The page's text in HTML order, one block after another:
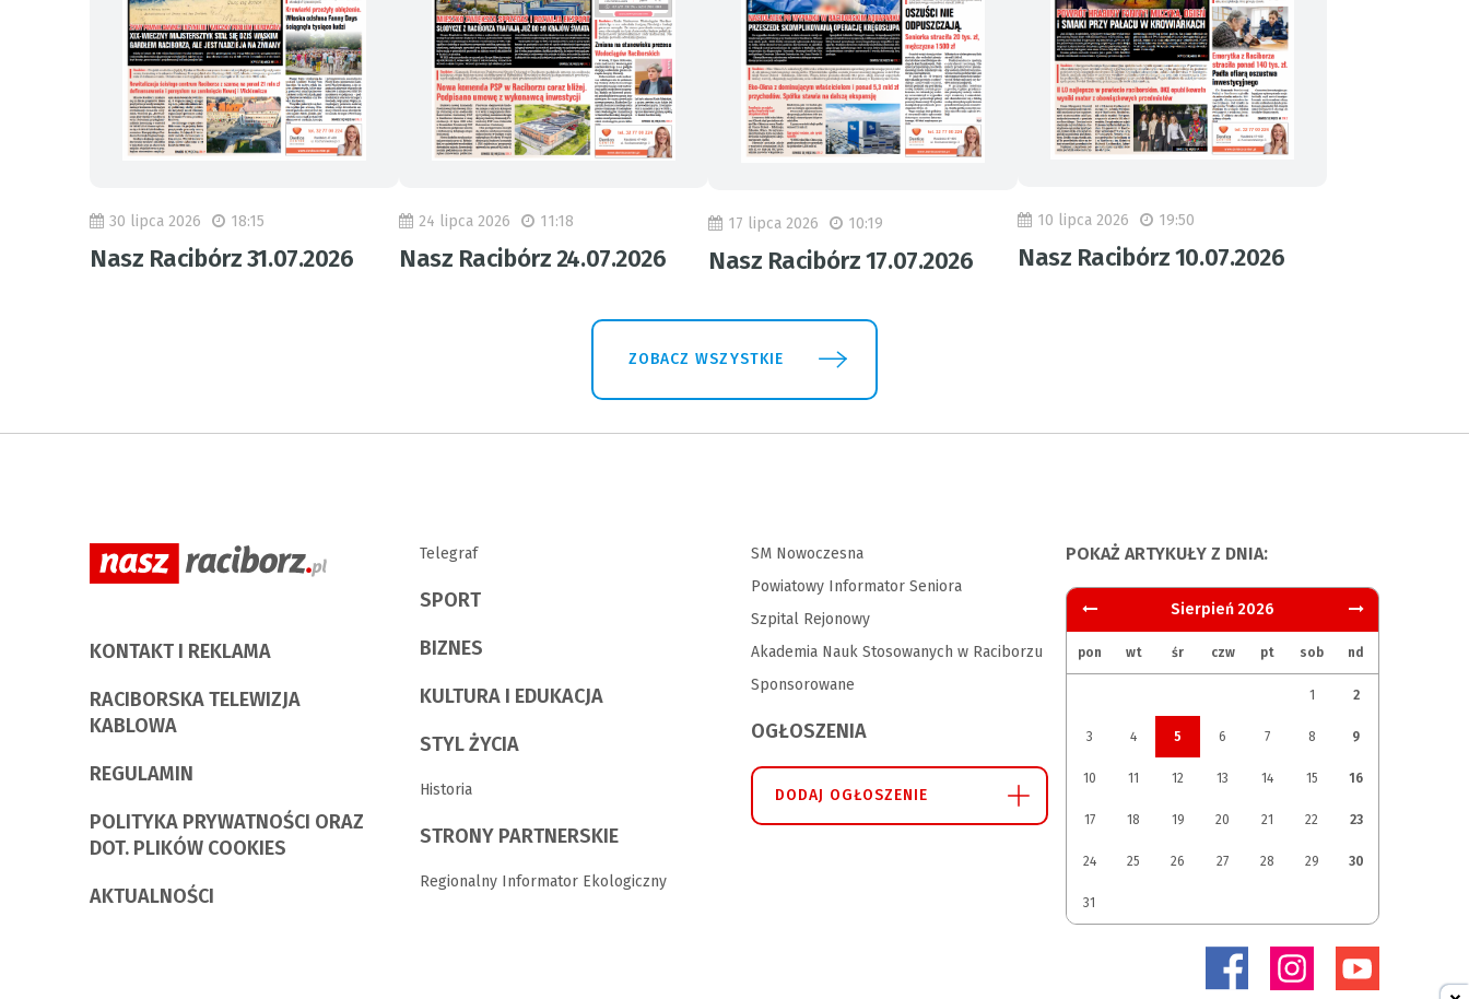
30 lipca 2026 18:15
Nasz Racibórz 31.07.2026
24 lipca 2026 11:18
Nasz Racibórz 24.07.2026
17 lipca 2026 10:19
Nasz Racibórz 17.07.2026
10 lipca 2026 19:50
Nasz Racibórz 10.07.2026
ZOBACZ WSZYSTKIE
KONTAKT I REKLAMA
RACIBORSKA TELEWIZJA
KABLOWA
REGULAMIN
POLITYKA PRYWATNOŚCI ORAZ
DOT. PLIKÓW COOKIES
AKTUALNOŚCI
Telegraf
SPORT
BIZNES
KULTURA I EDUKACJA
STYL ŻYCIA
Historia
STRONY PARTNERSKIE
Regionalny Informator Ekologiczny
SM Nowoczesna
Powiatowy Informator Seniora
Szpital Rejonowy
Akademia Nauk Stosowanych w Raciborzu
Sponsorowane
OGŁOSZENIA
DODAJ OGŁOSZENIE
POKAŻ ARTYKUŁY Z DNIA:
Sierpień 2026
pon wt śr czw pt sob nd
1 2
3 4 5 6 7 8 9
10 11 12 13 14 15 16
17 18 19 20 21 22 23
24 25 26 27 28 29 30
31